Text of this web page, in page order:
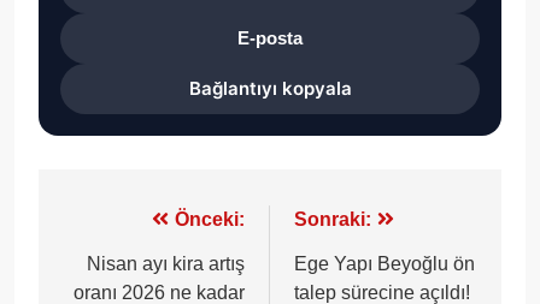
E-posta
Bağlantıyı kopyala
gezinmesi
Önceki:
Nisan ayı kira artış
oranı 2026 ne kadar
Sonraki:
Ege Yapı Beyoğlu ön
talep sürecine açıldı!